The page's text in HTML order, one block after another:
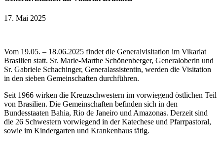
17. Mai 2025
Vom 19.05. – 18.06.2025 findet die Generalvisitation im Vikariat
Brasilien statt. Sr. Marie-Marthe Schönenberger, Generaloberin und
Sr. Gabriele Schachinger, Generalassistentin, werden die Visitation
in den sieben Gemeinschaften durchführen.
Seit 1966 wirken die Kreuzschwestern im vorwiegend östlichen Teil
von Brasilien. Die Gemeinschaften befinden sich in den
Bundesstaaten Bahia, Rio de Janeiro und Amazonas. Derzeit sind
die 26 Schwestern vorwiegend in der Katechese und Pfarrpastoral,
sowie im Kindergarten und Krankenhaus tätig.